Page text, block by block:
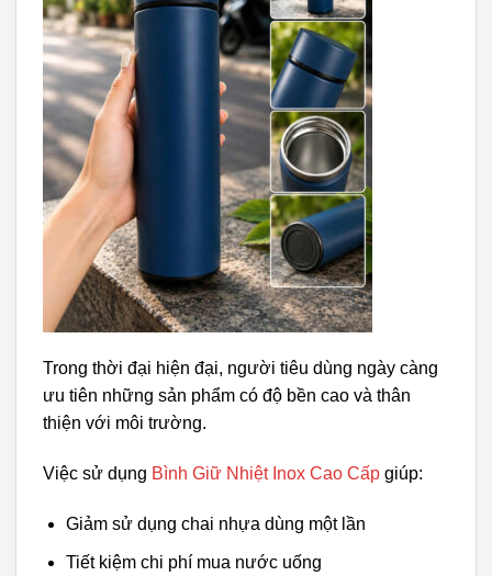
Trong thời đại hiện đại, người tiêu dùng ngày càng
ưu tiên những sản phẩm có độ bền cao và thân
thiện với môi trường.
Việc sử dụng Bình Giữ Nhiệt Inox Cao Cấp giúp:
Giảm sử dụng chai nhựa dùng một lần
Tiết kiệm chi phí mua nước uống